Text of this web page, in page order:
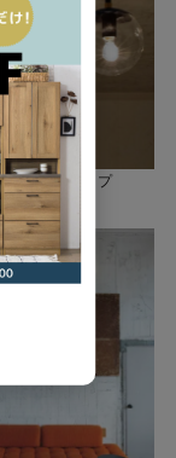
ンジができま
リングランプ